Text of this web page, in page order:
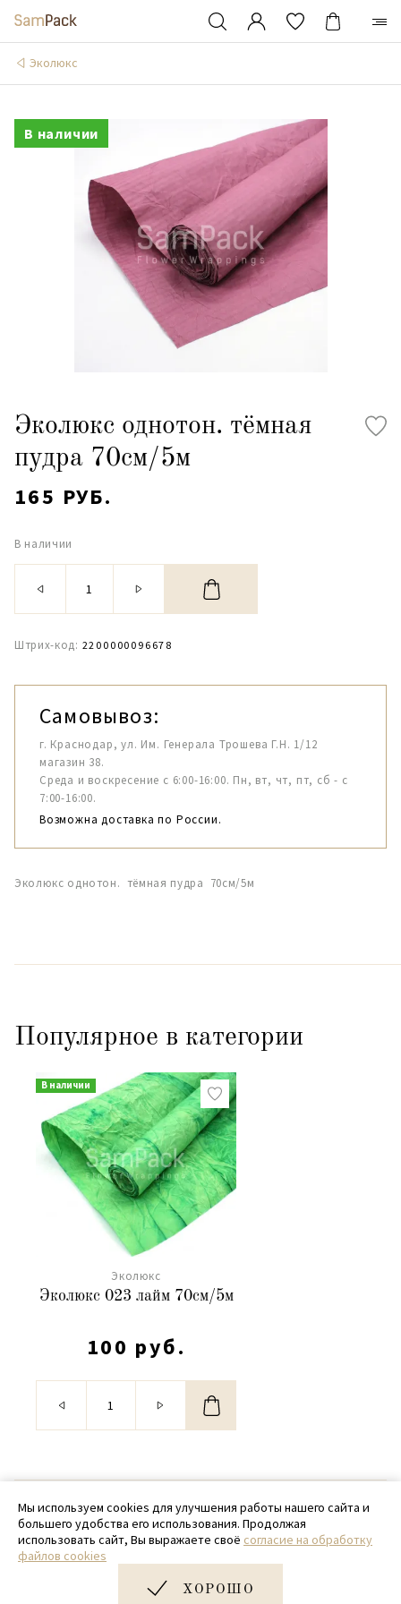
Эколюкс
В наличии
Эколюкс однотон. тёмная
пудра 70см/5м
165 РУБ.
В наличии
Штрих-код: 2200000096678
Самовывоз:
г. Краснодар, ул. Им. Генерала Трошева Г.Н. 1/12
магазин 38.
Среда и воскресение с 6:00-16:00. Пн, вт, чт, пт, сб - с
7:00-16:00.
Возможна доставка по России.
Эколюкс однотон. тёмная пудра 70см/5м
Популярное в категории
В наличии
Эколюкс
Эколюкс 023 лайм 70см/5м
100 руб.
© 2020 - 2026 SamPack
+ 7 (918) 699-97-87
zakaz@sampack.store
Дизайн и разработка сайта
Мы используем cookies для улучшения работы нашего сайта и
большего удобства его использования. Продолжая
использовать сайт, Вы выражаете своё согласие на обработку
файлов cookies
ХОРОШО